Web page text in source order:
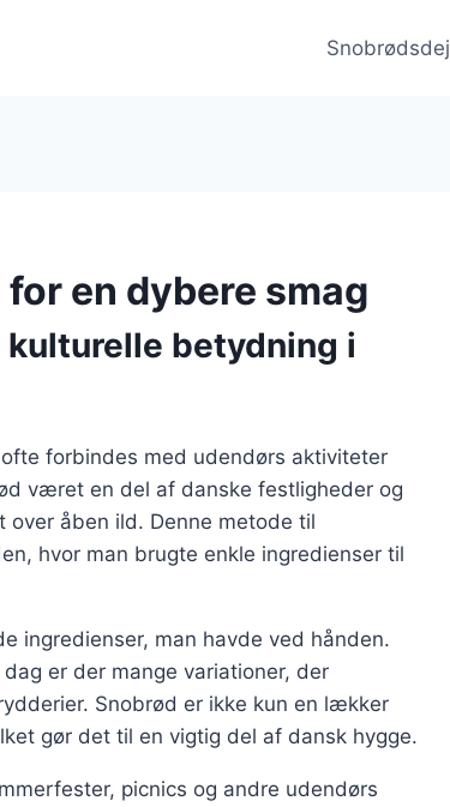
Snobrødsdej
en dybere smag
betydning i
forbindes med udendørs aktiviteter
været en del af danske festligheder og
over åben ild. Denne metode til
hvor man brugte enkle ingredienser til
ingredienser, man havde ved hånden.
er der mange variationer, der
Snobrød er ikke kun en lækker
gør det til en vigtig del af dansk hygge.
picnics og andre udendørs